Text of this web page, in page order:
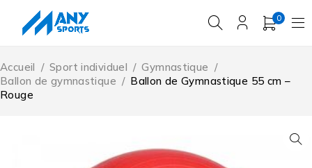
0
Accueil / Sport individuel / Gymnastique /
Ballon de gymnastique / Ballon de Gymnastique 55 cm –
Rouge